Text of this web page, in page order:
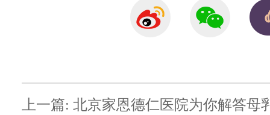
上一篇: 北京家恩德仁医院为你解答母